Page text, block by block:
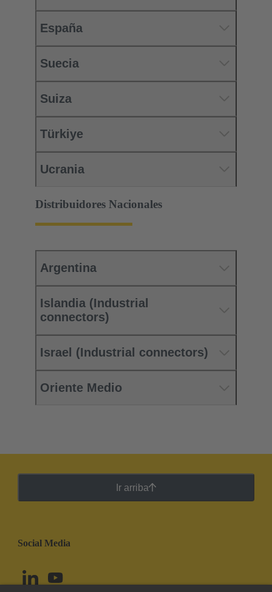
España
Suecia
Suiza
Türkiye
Ucrania
Distribuidores Nacionales
Argentina
Islandia (Industrial
connectors)
Israel (Industrial connectors)
Oriente Medio
Ir arriba
Social Media